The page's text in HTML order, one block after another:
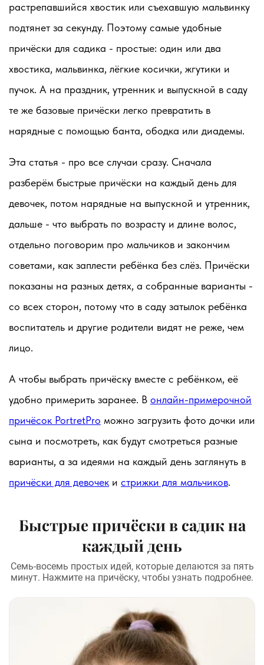
растрепавшийся хвостик или съехавшую мальвинку
подтянет за секунду. Поэтому самые удобные
причёски для садика - простые: один или два
хвостика, мальвинка, лёгкие косички, жгутики и
пучок. А на праздник, утренник и выпускной в саду
те же базовые причёски легко превратить в
нарядные с помощью банта, ободка или диадемы.
Эта статья - про все случаи сразу. Сначала
разберём быстрые причёски на каждый день для
девочек, потом нарядные на выпускной и утренник,
дальше - что выбрать по возрасту и длине волос,
отдельно поговорим про мальчиков и закончим
советами, как заплести ребёнка без слёз. Причёски
показаны на разных детях, а собранные варианты -
со всех сторон, потому что в саду затылок ребёнка
воспитатель и другие родители видят не реже, чем
лицо.
А чтобы выбрать причёску вместе с ребёнком, её
удобно примерить заранее. В онлайн-примерочной
причёсок PortretPro можно загрузить фото дочки или
сына и посмотреть, как будут смотреться разные
варианты, а за идеями на каждый день заглянуть в
причёски для девочеки стрижки для мальчиков.
Быстрые причёски в садик на
каждый день
Семь-восемь простых идей, которые делаются за пять
минут. Нажмите на причёску, чтобы узнать подробнее.